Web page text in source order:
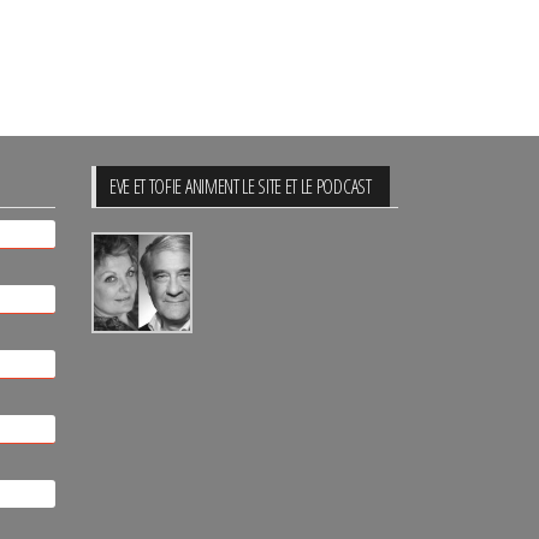
EVE ET TOFIE ANIMENT LE SITE ET LE PODCAST